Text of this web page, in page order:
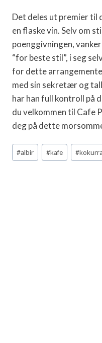
Det deles ut premier til
en flaske vin. Selv om
poenggivningen,
“for beste stil”, i seg
for dette
med sin sekretær og
har han full kontroll på
du velkommen til Cafe
deg på dette
Post
Tags:
#albir #kafe #